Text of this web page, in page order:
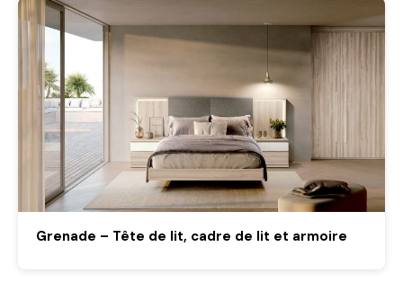
Grenade – Tête de lit, cadre de lit et armoire